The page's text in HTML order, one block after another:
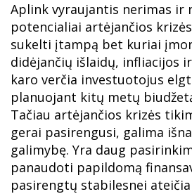
Aplink vyraujantis nerimas ir
potencialiai artėjančios
sukelti įtampą bet kuriai
didėjančių išlaidų, infliacijos
karo verčia investuotojus
planuojant kitų metų
Tačiau artėjančios krizės
gerai pasirengusi, galima
galimybę. Yra daug
panaudoti papildomą
pasirengtų stabilesnei